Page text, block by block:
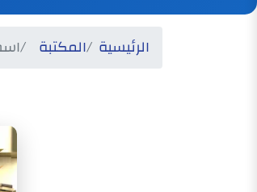
الرئيسية المكتبة